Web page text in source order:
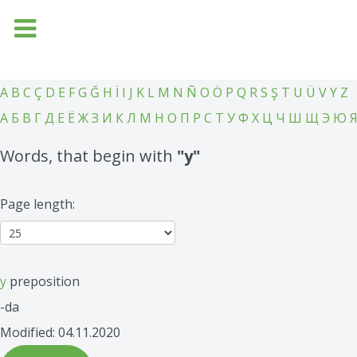
A B C Ç D E FG Ğ H İ I J K L M N Ñ O Ö P Q RS Ş T U Ü VY Z
А Б В ГД Е Ё ЖЗ И КЛ М Н О П Р С Т УФ Х Ц Ч Ш Щ Э Ю Я
Words, that begin with "у"
Page length:
у preposition
-da
Modified: 04.11.2020